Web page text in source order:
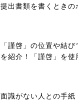
提出書類を書くとき
「謹啓」の位置や結
を紹介！「謹啓」を使
面識がない人との手紙